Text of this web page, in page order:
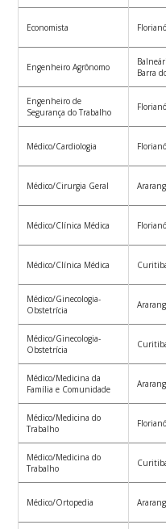
Economista
Engenheiro Agrônomo
Barra
Engenheiro de
Segurança do Trabalho
Médico/Cardiologia
Médico/Cirurgia Geral
Médico/Clínica Médica
Médico/Clínica Médica
Médico/Ginecologia-
Obstetrícia
Médico/Ginecologia-
Obstetrícia
Médico/Medicina da
Família e Comunidade
Médico/Medicina do
Trabalho
Médico/Medicina do
Trabalho
Médico/Ortopedia